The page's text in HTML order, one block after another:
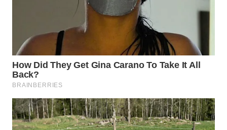
TAPANULI
SELATAN
WN
TANJUNG
LESUNG
WN